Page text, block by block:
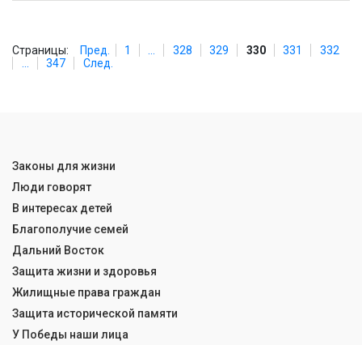
Страницы: Пред. 1 328 329 330 331
332
347 След.
Законы для жизни
Люди говорят
В интересах детей
Благополучие семей
Дальний Восток
Защита жизни и здоровья
Жилищные права граждан
Защита исторической памяти
У Победы наши лица